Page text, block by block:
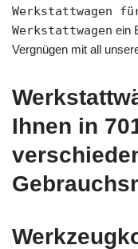
Werkstattwagen
Werkstattwagen ein
Vergnügen mit all
Ihnen in